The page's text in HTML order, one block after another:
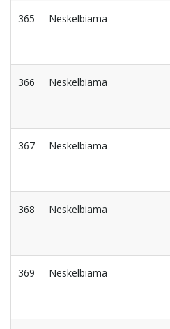
365 Neskelbiama
366 Neskelbiama
367 Neskelbiama
368 Neskelbiama
369 Neskelbiama